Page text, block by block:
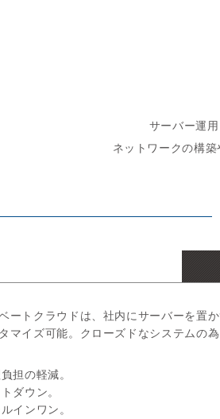
サーバー運
ネットワークの構
ートクラウドは、社内にサーバーを置
マイズ可能。クローズドなシステムの
担の軽減。
ダウン。
インワン。